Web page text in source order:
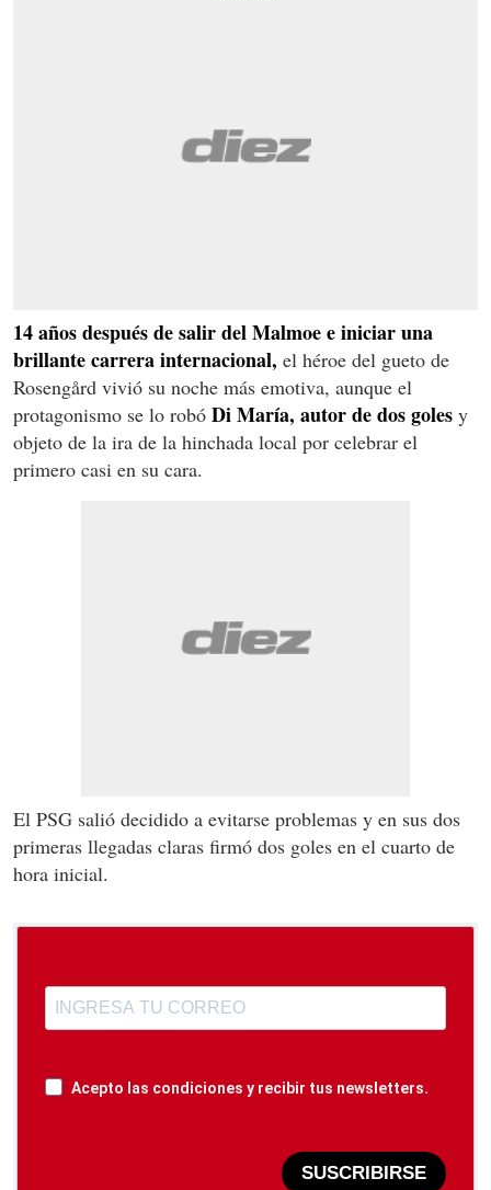
14 años después de salir del Malmoe e iniciar una
brillante carrera internacional, el héroe del gueto de
Rosengård vivió su noche más emotiva, aunque el
protagonismo se lo robó Di María, autor de dos goles y
objeto de la ira de la hinchada local por celebrar el
primero casi en su cara.
El PSG salió decidido a evitarse problemas y en sus dos
primeras llegadas claras firmó dos goles en el cuarto de
hora inicial.
Acepto las condiciones y recibir tus newsletters.
SUSCRIBIRSE